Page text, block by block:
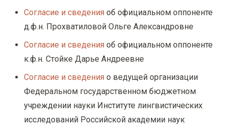
Согласие и сведения об официальном оппоненте
д.ф.н. Прохватиловой Ольге Александровне
Согласие и сведения об официальном оппоненте
к.ф.н. Стойке Дарье Андреевне
Согласие и сведения о ведущей организации
Федеральном государственном бюджетном
учреждении науки Институте лингвистических
исследований Российской академии наук